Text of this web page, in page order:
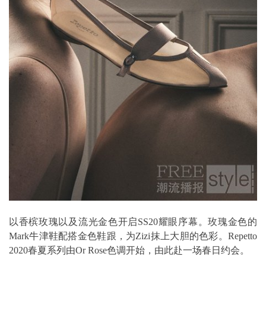
以香槟玫瑰以及流光金色开启SS20耀眼序幕。玫瑰金色的
Mark牛津鞋配搭金色鞋跟，为Zizi抹上大胆的色彩。Repetto
2020春夏系列由Or Rose色调开始，由此赴一场春日约会。